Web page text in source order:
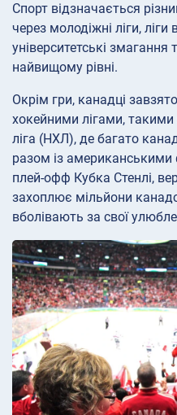
Спорт відзначається
через молодіжні ліги,
університетські
найвищому рівні.
Окрім гри, канадці
хокейними лігами,
ліга (НХЛ), де багато
разом із
плей-офф Кубка Стенлі,
захоплює мільйони
вболівають за свої